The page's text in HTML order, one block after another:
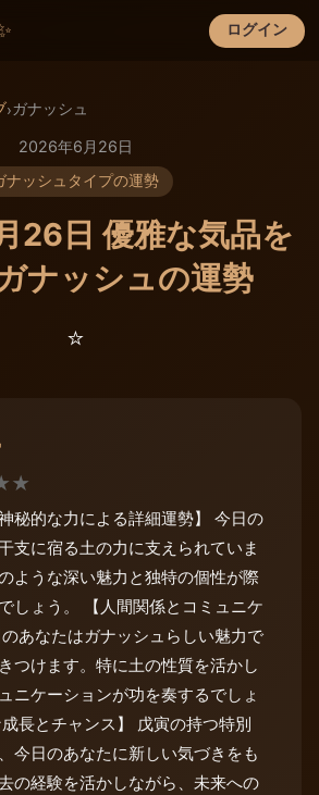
ログイン
×
›ガナッシュ
2026年6月26日
ナッシュタイプの運勢
26日 優雅な気品を
ナッシュの運勢
⭐️
★
秘的な力による詳細運勢】 今日の
支に宿る土の力に支えられていま
ような深い魅力と独特の個性が際
しょう。 【人間関係とコミュニケ
あなたはガナッシュらしい魅力で
つけます。特に土の性質を活かし
ニケーションが功を奏するでしょ
長とチャンス】 戊寅の持つ特別
今日のあなたに新しい気づきをも
の経験を活かしながら、未来への